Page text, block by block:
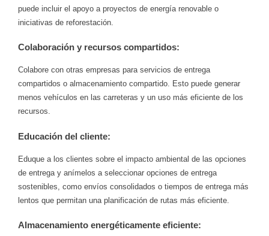
puede incluir el apoyo a proyectos de energía renovable o
iniciativas de reforestación.
Colaboración y recursos compartidos:
Colabore con otras empresas para servicios de entrega
compartidos o almacenamiento compartido. Esto puede generar
menos vehículos en las carreteras y un uso más eficiente de los
recursos.
Educación del cliente:
Eduque a los clientes sobre el impacto ambiental de las opciones
de entrega y anímelos a seleccionar opciones de entrega
sostenibles, como envíos consolidados o tiempos de entrega más
lentos que permitan una planificación de rutas más eficiente.
Almacenamiento energéticamente eficiente: